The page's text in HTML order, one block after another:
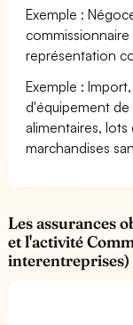
Exemple :
représentation
Exemple :
d'équipement
alimentaires,
marchandises
Les assurances
et l'activité
interentreprises)